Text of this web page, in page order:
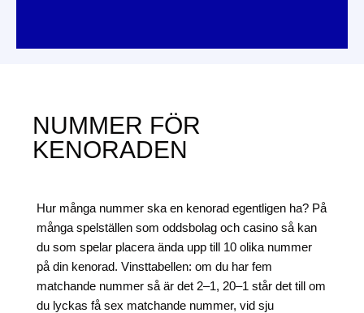
NUMMER FÖR
KENORADEN
Hur många nummer ska en kenorad egentligen ha? På
många spelställen som oddsbolag och casino så kan
du som spelar placera ända upp till 10 olika nummer
på din kenorad. Vinsttabellen: om du har fem
matchande nummer så är det 2–1, 20–1 står det till om
du lyckas få sex matchande nummer, vid sju